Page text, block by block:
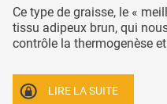
Ce type de graisse, le «
tissu adipeux brun, qui
contrôle la thermogenèse
LIRE LA SUITE